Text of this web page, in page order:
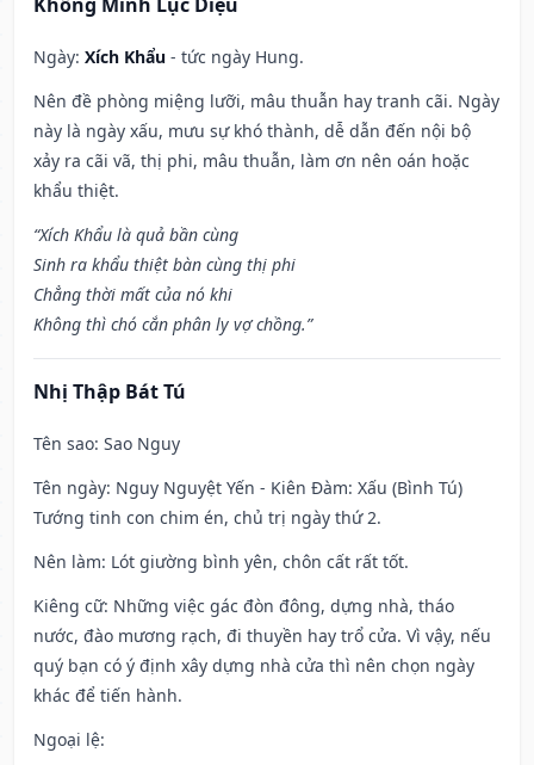
Ngày: Xích Khẩu - tức ngày Hung.
Nên đề phòng miệng lưỡi, mâu thuẫn hay tranh cãi. Ngày
này là ngày xấu, mưu sự khó thành, dễ dẫn đến nội bộ
xảy ra cãi vã, thị phi, mâu thuẫn, làm ơn nên oán hoặc
khẩu thiệt.
“Xích Khẩu là quả bần cùng
Sinh ra khẩu thiệt bàn cùng thị phi
Chẳng thời mất của nó khi
Không thì chó cắn phân ly vợ chồng.”
Nhị Thập Bát Tú
Tên sao: Sao Nguy
Tên ngày: Nguy Nguyệt Yến - Kiên Đàm: Xấu (Bình Tú)
Tướng tinh con chim én, chủ trị ngày thứ 2.
Nên làm: Lót giường bình yên, chôn cất rất tốt.
Kiêng cữ: Những việc gác đòn đông, dựng nhà, tháo
nước, đào mương rạch, đi thuyền hay trổ cửa. Vì vậy, nếu
quý bạn có ý định xây dựng nhà cửa thì nên chọn ngày
khác để tiến hành.
Ngoại lệ: